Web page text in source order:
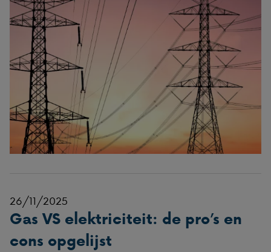
26/11/2025
Gas VS elektriciteit: de pro’s en
cons opgelijst